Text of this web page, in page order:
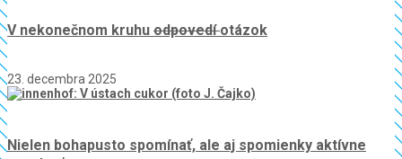
V nekonečnom kruhu odpovedíotázok
23. decembra 2025
Nielen bohapusto spomínať, ale aj spomienky aktívne